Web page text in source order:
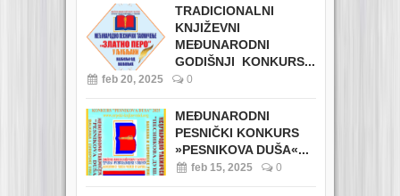
TRADICIONALNI
KNJIŽEVNI
MEĐUNARODNI
GODIŠNJI KONKURS...
feb 20, 2025 0
MEĐUNARODNI
PESNIČKI KONKURS
»PESNIKOVA DUŠA«...
feb 15, 2025 0